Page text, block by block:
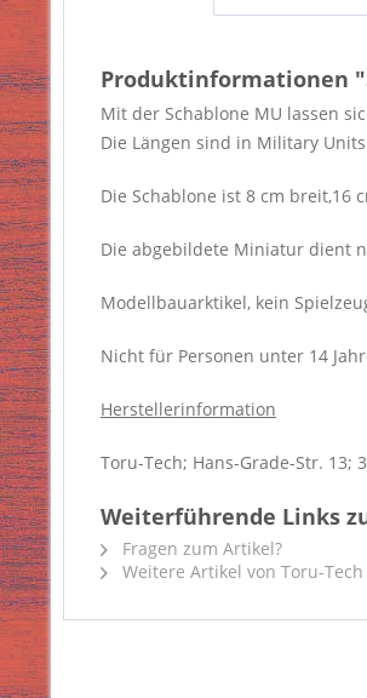
Produktinformationen
Mit der Schablone MU lassen
Die Längen sind in Military
Die Schablone ist 8 cm breit,16
Die abgebildete Miniatur dient
Modellbauarktikel, kein
Nicht für Personen unter 14
Herstellerinformation
Toru-Tech; Hans-Grade-Str. 13;
Weiterführende Links
Fragen zum Artikel?
Weitere Artikel von Toru-Tech